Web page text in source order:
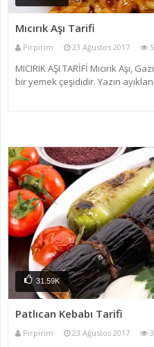
Mıcırık Aşı Tarifi
Pirpirim 23 Ağustos 2017
MICIRIK AŞI TARİFİ Mıcırık Aşı,
bir yemek çeşididir. Yazın
31.59K
Patlıcan Kebabı Tarifi
Pirpirim 23 Ağustos 2017